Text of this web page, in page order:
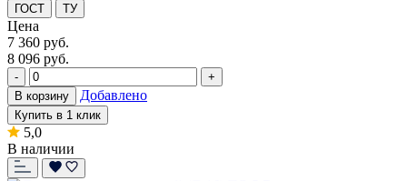
ГОСТ ТУ
Цена
7 360 руб.
8 096 руб.
-
+
В корзину
Добавлено
Купить в 1 клик
5,0
В наличии